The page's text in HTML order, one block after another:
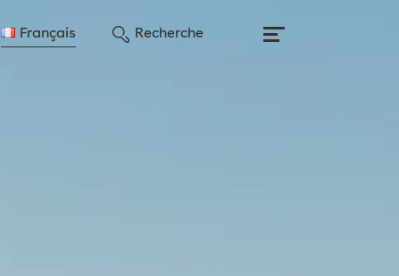
Français Recherche